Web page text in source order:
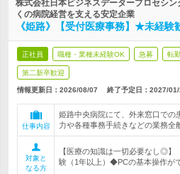
株式会社日本ビジネスデータープロセシ
くの病院経営を支える安定企業
《姫路》【受付医療事務】★未経
正社員 職種・業種未経験OK 急募 転
第二新卒歓迎
情報更新日：2026/08/07 終了予定日： 2027/
仕事内容
姫路中央病院にて、外来窓口での
力や各種事務手続きなどの業務全
対象と
なる方
【医療の知識は一切必要なし◎
験（1年以上）◆PCの基本操作が